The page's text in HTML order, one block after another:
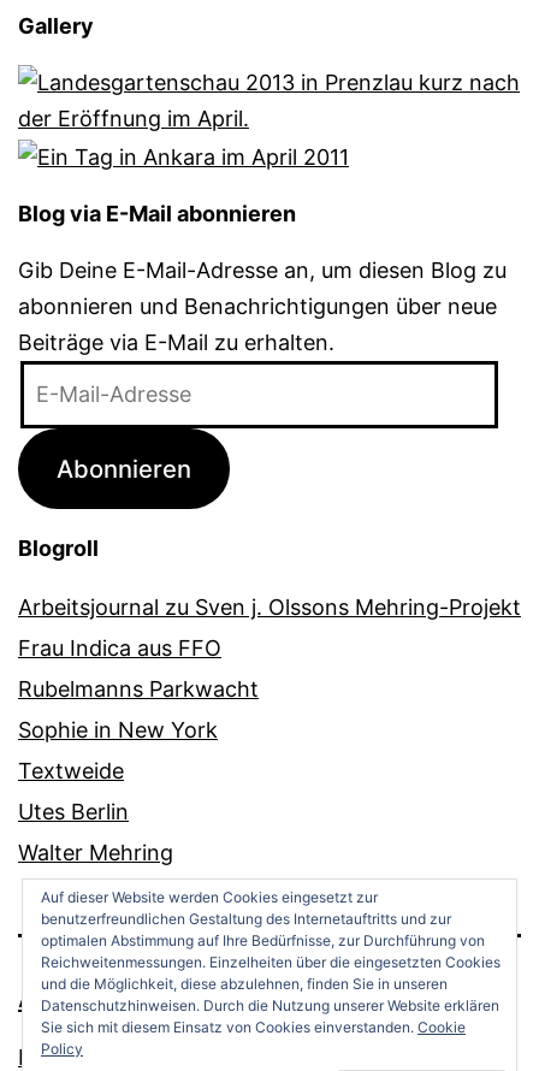
Gallery
Blog via E-Mail abonnieren
Gib Deine E-Mail-Adresse an, um diesen Blog zu
abonnieren und Benachrichtigungen über neue
Beiträge via E-Mail zu erhalten.
Adresse
Abonnieren
Blogroll
Arbeitsjournal zu Sven j. Olssons Mehring-Projekt
Frau Indica aus FFO
Rubelmanns Parkwacht
Sophie in New York
Textweide
Utes Berlin
Walter Mehring
Auf dieser Website werden Cookies eingesetzt zur
benutzerfreundlichen Gestaltung des Internetauftritts und zur
optimalen Abstimmung auf Ihre Bedürfnisse, zur Durchführung von
Reichweitenmessungen. Einzelheiten über die eingesetzten Cookies
und die Möglichkeit, diese abzulehnen, finden Sie in unseren
Datenschutzhinweisen. Durch die Nutzung unserer Website erklären
Sie sich mit diesem Einsatz von Cookies einverstanden. Cookie
Policy
ANDREAS OPPERMANN
Datenschutz